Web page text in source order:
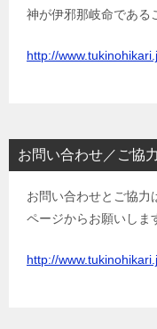
神が伊邪那岐命である
http://
お問い合わせ／ご協
お問い合わせとご協力
ページからお願いしま
http://